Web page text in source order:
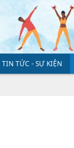
TIN TỨC - SỰ KIỆN